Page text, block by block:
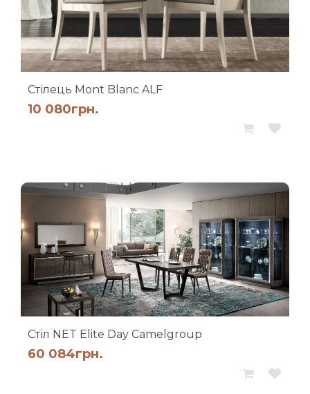
Стілець Mont Blanc ALF
10 080грн.
Стіл NET Elite Day Camelgroup
60 084грн.